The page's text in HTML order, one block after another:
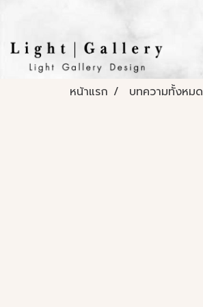
หน้าแรก บทความทั้งหมด